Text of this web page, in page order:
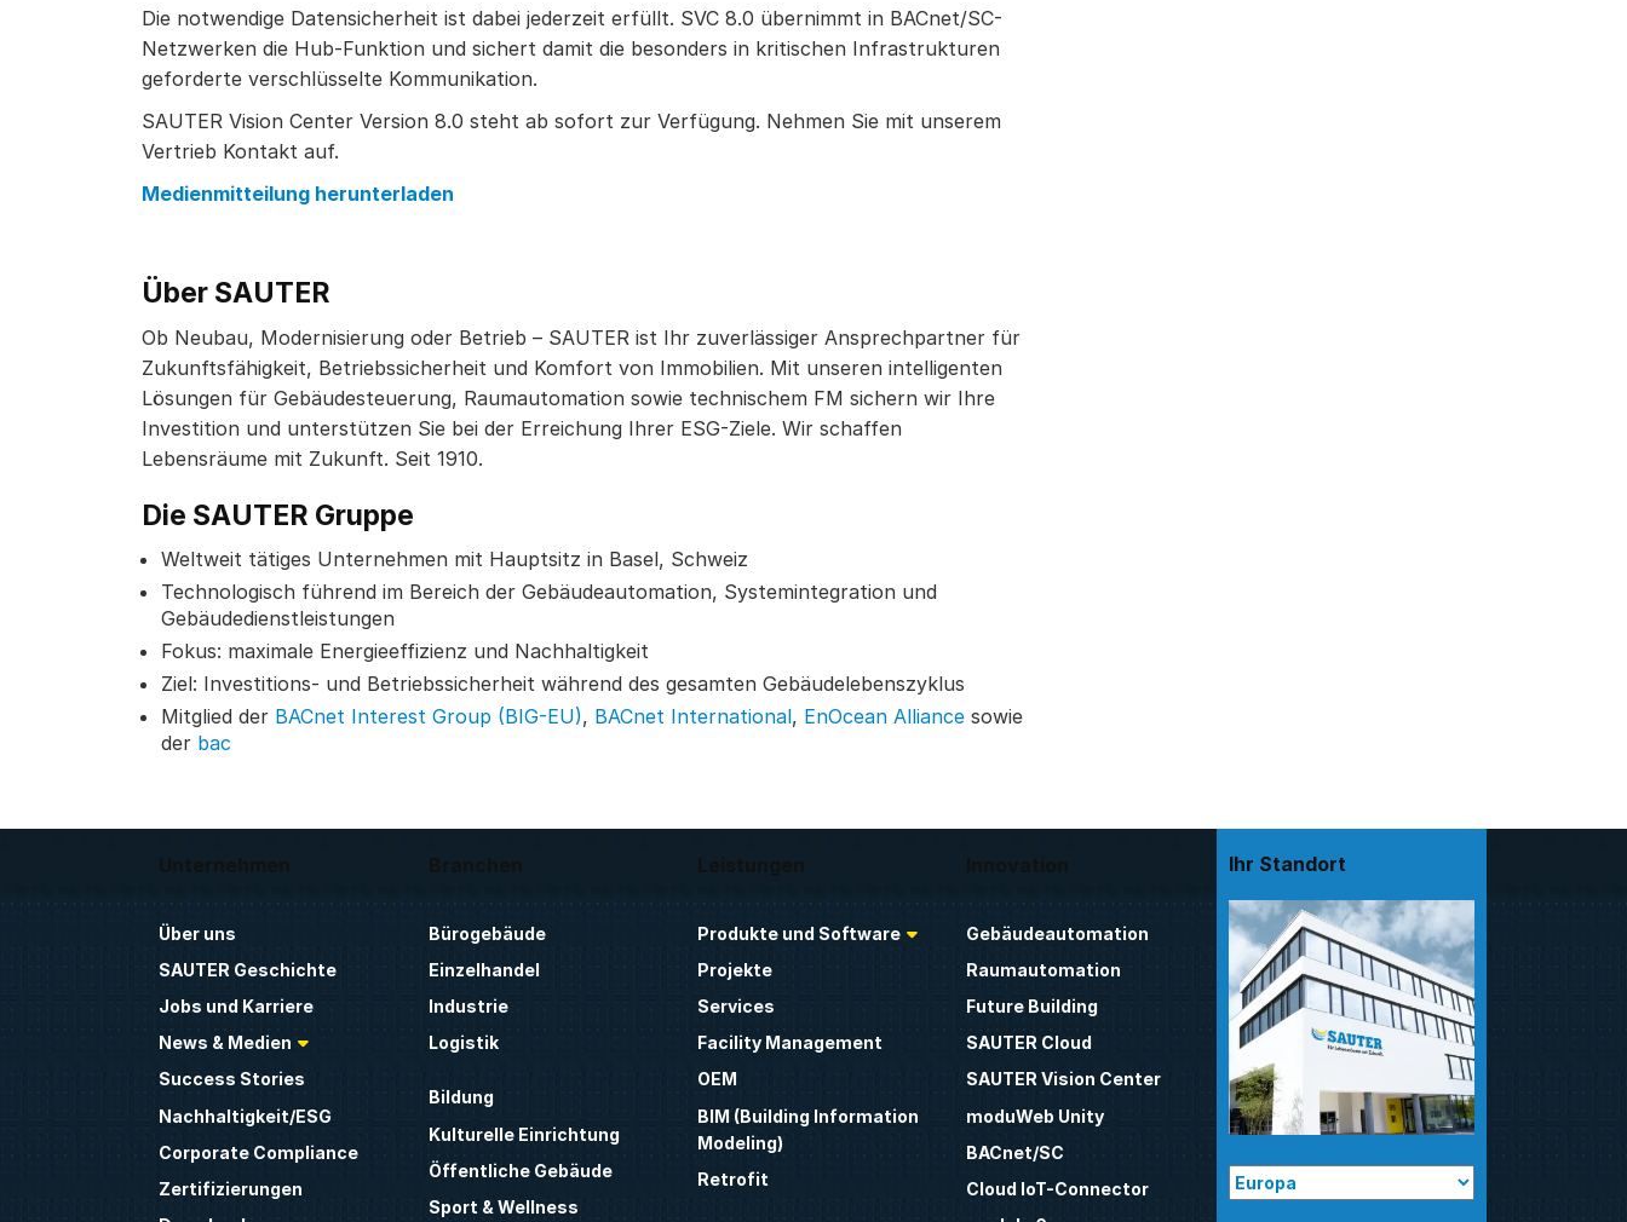
Die notwendige Datensicherheit ist dabei jederzeit erfüllt. SVC 8.0 übernimmt in BACnet/SC-
Netzwerken die Hub-Funktion und sichert damit die besonders in kritischen Infrastrukturen
geforderte verschlüsselte Kommunikation.
SAUTER Vision Center Version 8.0 steht ab sofort zur Verfügung. Nehmen Sie mit unserem
Vertrieb Kontakt auf.
Medienmitteilung herunterladen
Über SAUTER
Ob Neubau, Modernisierung oder Betrieb – SAUTER ist Ihr zuverlässiger Ansprechpartner für
Zukunftsfähigkeit, Betriebssicherheit und Komfort von Immobilien. Mit unseren intelligenten
Lösungen für Gebäudesteuerung, Raumautomation sowie technischem FM sichern wir Ihre
Investition und unterstützen Sie bei der Erreichung Ihrer ESG-Ziele. Wir schaffen
Lebensräume mit Zukunft. Seit 1910.
Die SAUTER Gruppe
Weltweit tätiges Unternehmen mit Hauptsitz in Basel, Schweiz
Technologisch führend im Bereich der Gebäudeautomation, Systemintegration und
Gebäudedienstleistungen
Fokus: maximale Energieeffizienz und Nachhaltigkeit
Ziel: Investitions- und Betriebssicherheit während des gesamten Gebäudelebenszyklus
Mitglied der BACnet Interest Group (BIG-EU), BACnet International, EnOcean Alliance sowie
der bac
Unternehmen
Über uns
SAUTER Geschichte
Jobs und Karriere
News & Medien
Success Stories
Nachhaltigkeit/ESG
Corporate Compliance
Zertifizierungen
Branchen
Bürogebäude
Einzelhandel
Industrie
Logistik
Bildung
Kulturelle Einrichtung
Öffentliche Gebäude
Sport & Wellness
Leistungen
Produkte und Software
Projekte
Services
Facility Management
OEM
BIM (Building Information
Modeling)
Retrofit
Innovation
Gebäudeautomation
Raumautomation
Future Building
SAUTER Cloud
SAUTER Vision Center
moduWeb Unity
BACnet/SC
Cloud IoT-Connector
Ihr Standort